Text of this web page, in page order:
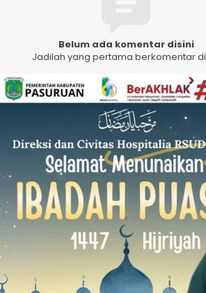
Belum ada komentar disini
Jadilah yang pertama berkomentar